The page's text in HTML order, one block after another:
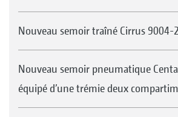
Nouveau semoir traîné Cirrus 9004-
Nouveau semoir pneumatique
équipé d’une trémie deux